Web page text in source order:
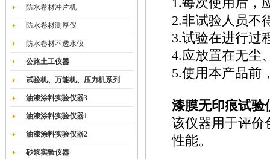
防水卷材冲片机
防水卷材测厚仪
防水卷材不透水仪
公路土工仪器
试验机、万能机、压力机系列
油漆涂料实验仪器3
油漆涂料实验仪器1
油漆涂料实验仪器2
砂浆实验仪器
1.每次使用后，
2.非试验人员不
3.试验在进行过
4.应放置在无尘
5.使用本产品前
漆膜无印痕试验
该仪器用于评价
性能。